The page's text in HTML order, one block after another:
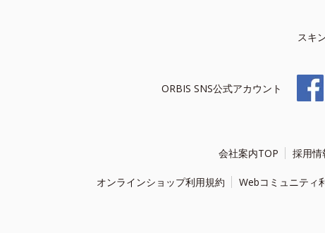
スキ
ORBIS SNS公式アカウント
会社案内TOP 採用情
オンラインショップ利用規約 Webコミュニティ